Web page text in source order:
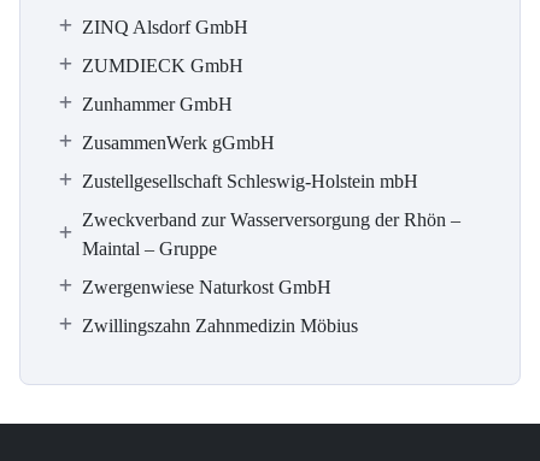
ZINQ Alsdorf GmbH
ZUMDIECK GmbH
Zunhammer GmbH
ZusammenWerk gGmbH
Zustellgesellschaft Schleswig-Holstein mbH
Zweckverband zur Wasserversorgung der Rhön –
Maintal – Gruppe
Zwergenwiese Naturkost GmbH
Zwillingszahn Zahnmedizin Möbius